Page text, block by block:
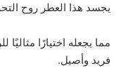
يجسد هذا العطر روح
مما يجعله اختيارًا
فريد وأصيل.